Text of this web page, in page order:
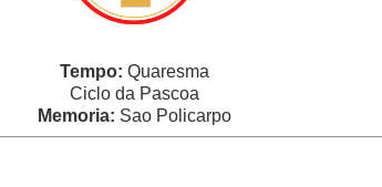
Tempo: Quaresma
Ciclo da Pascoa
Memoria: Sao Policarpo